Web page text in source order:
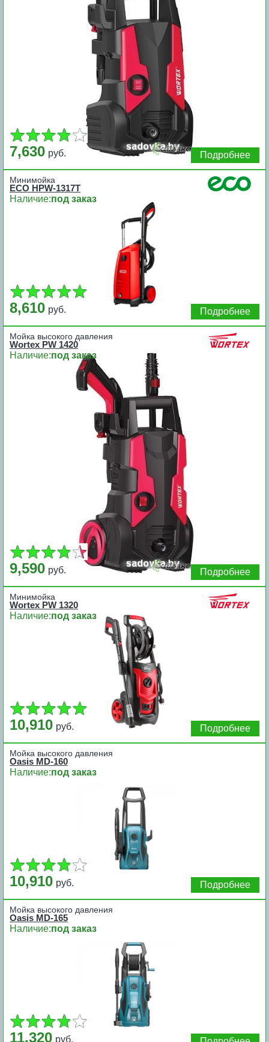
7,630 руб. Подробнее
Минимойка
ECO HPW-1317T
Наличие:под заказ
8,610 руб. Подробнее
Мойка высокого давления
Wortex PW 1420
Наличие:под заказ
9,590 руб. Подробнее
Минимойка
Wortex PW 1320
Наличие:под заказ
10,910 руб. Подробнее
Мойка высокого давления
Oasis MD-160
Наличие:под заказ
10,910 руб. Подробнее
Мойка высокого давления
Oasis MD-165
Наличие:под заказ
11,320 руб.